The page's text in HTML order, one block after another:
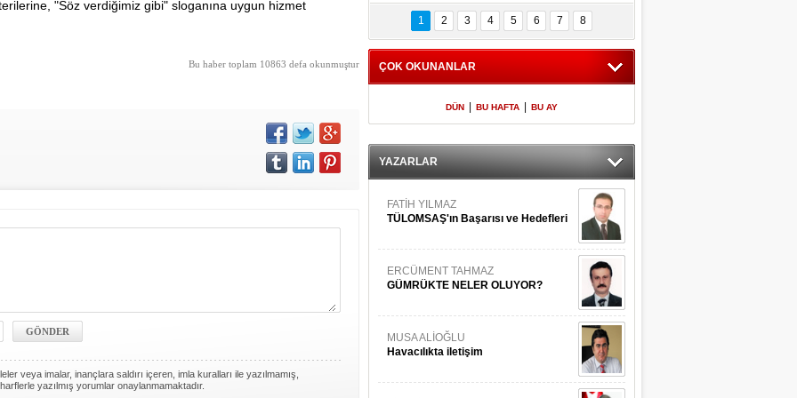
"Söz verdiğimiz gibi" sloganına uygun hizmet
Bu haber toplam 10863 defa okunmuştur
veya imalar, inançlara saldırı içeren, imla kuralları ile yazılmamış,
yazılmış yorumlar onaylanmamaktadır.
yönleriyle İstanbul
Adaları
600 milletvekilinin
listesi
1 2 3 4 5 6 7 8
ÇOK OKUNANLAR
DÜN BU HAFTA BU AY
YAZARLAR
FATİH YILMAZ
TÜLOMSAŞ'ın Başarısı ve Hedefleri
ERCÜMENT TAHMAZ
GÜMRÜKTE NELER OLUYOR?
MUSA ALİOĞLU
Havacılıkta iletişim